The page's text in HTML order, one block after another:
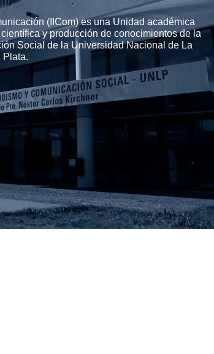
(IICom) es una Unidad académica
y producción de conocimientos de la
Social de la Universidad Nacional de La
Plata.